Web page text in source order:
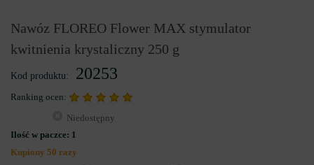
Nawóz FLOREO Flower MAX stymulator
kwitnienia krystaliczny 250 g
Kod produktu: 20253
Ranking ocen:
Niedostępny
Ilość w paczce: 1
Kupiony 50 razy